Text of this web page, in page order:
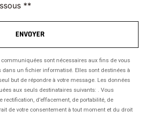
**
ENVOYER
sont nécessaires aux fins de vous
dans un fichier informatisé. Elles sont destinées à
but de répondre à votre message. Les données
aux seuls destinataires suivants: . Vous
rectification, d’effacement, de portabilité, de
de votre consentement à tout moment et du droit